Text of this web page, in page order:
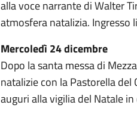
alla voce narrante di Walter
atmosfera natalizia. Ingresso
Mercoledì 24 dicembre
Dopo la santa messa di
natalizie con la Pastorella
auguri alla vigilia del Natale